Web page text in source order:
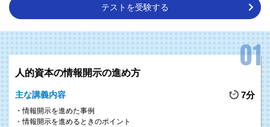
テストを受験する
人的資本の情報開示の進め方
主な講義内容 7分
情報開示を進めた事例
情報開示を進めるときのポイント